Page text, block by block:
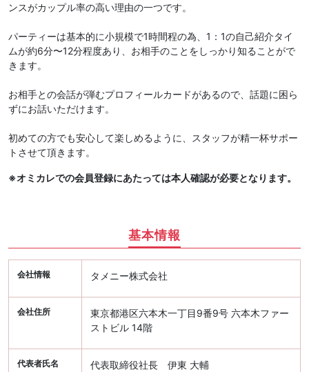
ンスがカップル率の高い理由の一つです。
パーティーは基本的に小規模で1時間程の為、1：1の自己紹介タイ
ムが約6分〜12分程度あり、お相手のことをしっかり知ることがで
きます。
お相手との会話が弾むプロフィールカードがあるので、話題に困ら
ずにお話いただけます。
初めての方でも安心して楽しめるように、スタッフが精一杯サポー
トさせて頂きます。
※オミカレでの会員登録にあたっては本人確認が必要となります。
基本情報
会社情報 タメニー株式会社
会社住所
東京都港区六本木一丁目9番9号 六本木ファー
ストビル 14階
代表者氏名 代表取締役社長 伊東 大輔